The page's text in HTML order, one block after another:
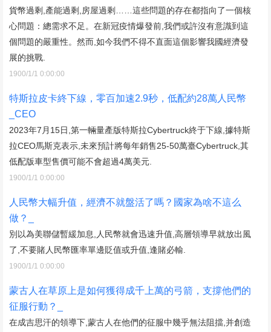
貨幣過剩,產能過剩,房屋過剩……這些問題的存在都指向了一個核
心問題：總需求不足。在新冠疫情爆發前,我們或許沒有意識到這
個問題的嚴重性。然而,如今我們不得不直面這個影響我國經濟發
展的挑戰.
1900/1/1 0:00:00
特斯拉皮卡終下線，零百加速2.9秒，低配約28萬人民幣
_CEO
2023年7月15日,第一輛量產版特斯拉Cybertruck終于下線,據特斯
拉CEO馬斯克表示,未來預計將每年銷售25-50萬臺Cybertruck,其
低配版車型售價可能不會超過4萬美元.
1900/1/1 0:00:00
人民幣大幅升值，經濟不就盤活了嗎？國家為啥不這么
做？_
別以為美聯儲暫緩加息,人民幣就會迅速升值,高層領導早就放出風
了,不要賭人民幣匯率單邊貶值或升值,逢賭必輸.
1900/1/1 0:00:00
蒙古人在草原上是如何獲得成千上萬的弓箭，支撐他們的
征服行動？_
在成吉思汗的領導下,蒙古人在他們的征服中幾乎無法阻擋,并創造